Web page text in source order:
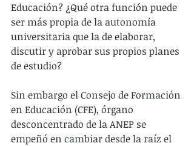
Educación? ¿Qué otra función puede
ser más propia de la autonomía
universitaria que la de elaborar,
discutir y aprobar sus propios planes
de estudio?
Sin embargo el Consejo de Formación
en Educación (CFE), órgano
desconcentrado de la ANEP se
empeñó en cambiar desde la raíz el